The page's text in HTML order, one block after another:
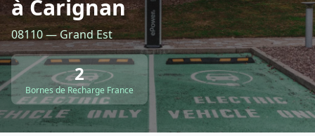
CGU-Confidentialité- Service proposé parViteUnDevis.com-Vous
à Carignan
08110 — Grand Est
2
Bornes de Recharge France